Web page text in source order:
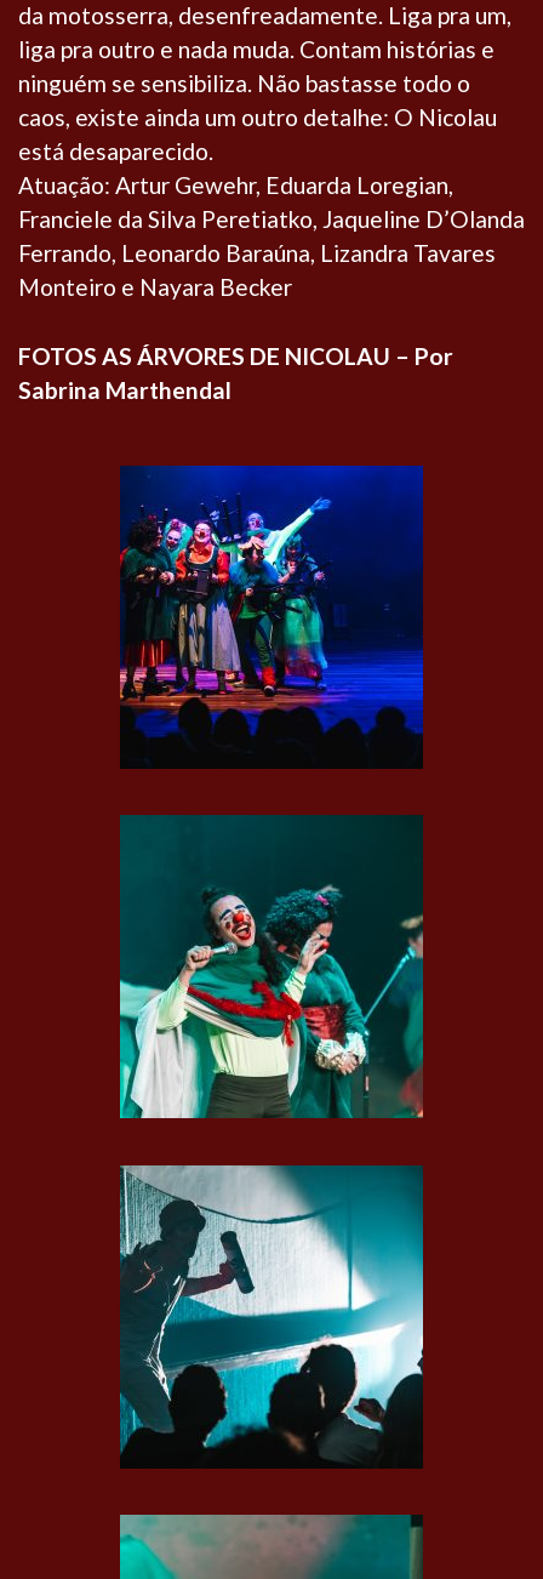
da motosserra, desenfreadamente. Liga pra um,
liga pra outro e nada muda. Contam histórias e
ninguém se sensibiliza. Não bastasse todo o
caos, existe ainda um outro detalhe: O Nicolau
está desaparecido.
Atuação: Artur Gewehr, Eduarda Loregian,
Franciele da Silva Peretiatko, Jaqueline D’Olanda
Ferrando, Leonardo Baraúna, Lizandra Tavares
Monteiro e Nayara Becker
FOTOS AS ÁRVORES DE NICOLAU – Por
Sabrina Marthendal